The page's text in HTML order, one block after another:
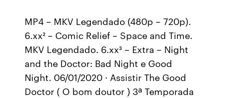
MP4 – MKV Legendado (480p – 720p).
6.xx² – Comic Relief – Space and Time.
MKV Legendado. 6.xx³ – Extra – Night
and the Doctor: Bad Night e Good
Night. 06/01/2020 · Assistir The Good
Doctor ( O bom doutor ) 3ª Temporada